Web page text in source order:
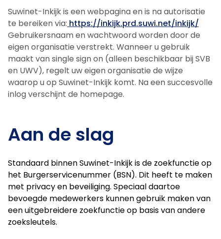
Suwinet-Inkijk is een webpagina en is na autorisatie
te bereiken via: https://inkijk.prd.suwi.net/inkijk/
Gebruikersnaam en wachtwoord worden door de
eigen organisatie verstrekt. Wanneer u gebruik
maakt van single sign on (alleen beschikbaar bij SVB
en UWV), regelt uw eigen organisatie de wijze
waarop u op Suwinet-Inkijk komt. Na een succesvolle
inlog verschijnt de homepage.
Aan de slag
Standaard binnen Suwinet-Inkijk is de zoekfunctie op
het Burgerservicenummer (BSN). Dit heeft te maken
met privacy en beveiliging. Speciaal daartoe
bevoegde medewerkers kunnen gebruik maken van
een uitgebreidere zoekfunctie op basis van andere
zoeksleutels.